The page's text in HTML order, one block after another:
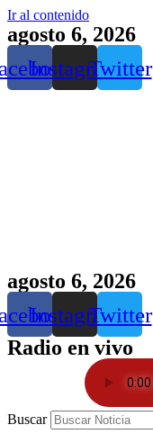
Ir al contenido
agosto 6, 2026
InstagramTwitter
agosto 6, 2026
InstagramTwitter
Radio en vivo
Buscar